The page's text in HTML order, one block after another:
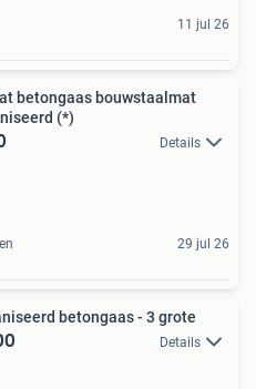
11 jul 26
betongaas bouwstaalmat
(*)
Details
29 jul 26
betongaas - 3 grote
Details